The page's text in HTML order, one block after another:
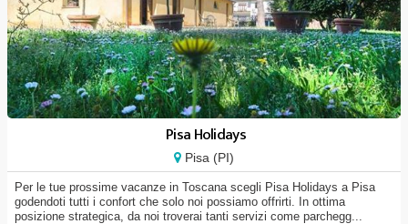
Pisa Holidays
Pisa (PI)
Per le tue prossime vacanze in Toscana scegli Pisa Holidays a Pisa
godendoti tutti i confort che solo noi possiamo offrirti. In ottima
posizione strategica, da noi troverai tanti servizi come parchegg...